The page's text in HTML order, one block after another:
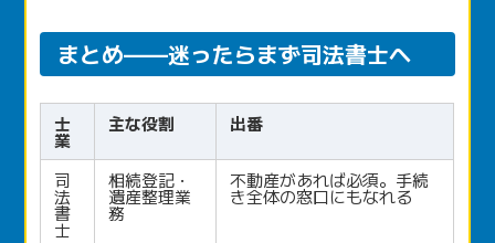
まとめ——迷ったらまず司法書士へ
士
業
主な役割 出番
司
法
書
士
相続登記・
遺産整理業
務
不動産があれば必須。手続
き全体の窓口にもなれる